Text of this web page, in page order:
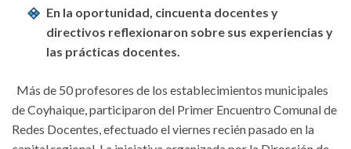
En la oportunidad, cincuenta docentes y
directivos reflexionaron sobre sus experiencias y
las prácticas docentes.
Más de 50 profesores de los establecimientos municipales
de Coyhaique, participaron del Primer Encuentro Comunal de
Redes Docentes, efectuado el viernes recién pasado en la